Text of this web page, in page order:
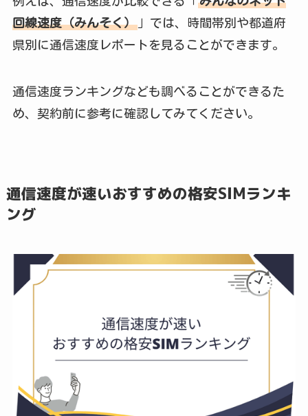
回線速度（みんそく）」では、時間帯別や都道府
県別に通信速度レポートを見ることができます。
通信速度ランキングなども調べることができるた
め、契約前に参考に確認してみてください。
通信速度が速いおすすめの格安SIMランキ
ング